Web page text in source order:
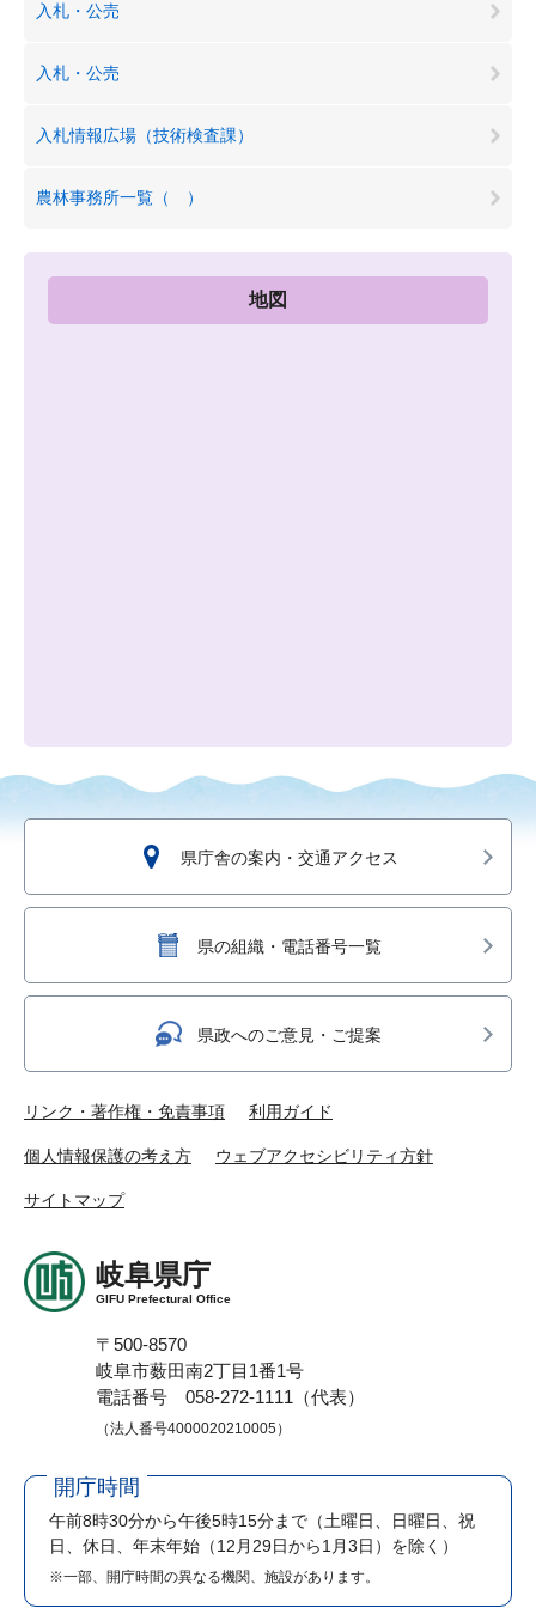
入札・公売
入札・公売
入札情報広場（技術検査課）
農林事務所一覧（ ）
地図
県庁舎の案内・交通アクセス
県の組織・電話番号一覧
県政へのご意見・ご提案
リンク・著作権・免責事項 利用ガイド
個人情報保護の考え方 ウェブアクセシビリティ方針
サイトマップ
岐阜県庁
GIFU Prefectural Office
〒500-8570
岐阜市薮田南2丁目1番1号
電話番号 058-272-1111（代表）
（法人番号4000020210005）
開庁時間
午前8時30分から午後5時15分まで （土曜日、日曜日、祝
日、休日、年末年始（12月29日から1月3日）を除く）
※一部、開庁時間の異なる機関、施設があります。